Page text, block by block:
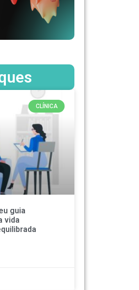
CLÍNICA
guia
vida